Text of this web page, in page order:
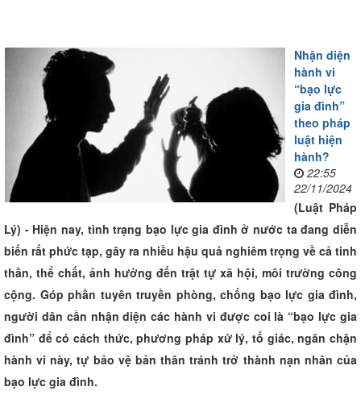
Nhận diện
hành vi
“bạo lực
gia đình”
theo pháp
luật hiện
hành?
22:55
22/11/2024
(Luật Pháp
Lý) - Hiện nay, tình trạng bạo lực gia đình ở nước ta đang diễn
biến rất phức tạp, gây ra nhiều hậu quả nghiêm trọng về cả tinh
thần, thể chất, ảnh hưởng đến trật tự xã hội, môi trường công
cộng. Góp phần tuyên truyền phòng, chống bạo lực gia đình,
người dân cần nhận diện các hành vi được coi là “bạo lực gia
đình” để có cách thức, phương pháp xử lý, tố giác, ngăn chặn
hành vi này, tự bảo vệ bản thân tránh trở thành nạn nhân của
bạo lực gia đình.